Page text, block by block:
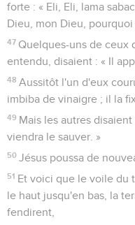
forte : « Eli, Eli, lama
Dieu, mon Dieu,
47 Quelques-uns de ceux
entendu, disaient : « Il
48 Aussitôt l'un d'eux
imbiba de vinaigre ; il la
49 Mais les autres
viendra le sauver. »
50 Jésus poussa de
51 Et voici que le voile du
le haut jusqu'en bas, la
fendirent,